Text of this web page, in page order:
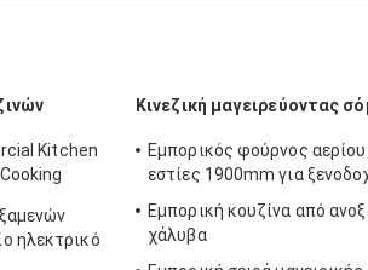
φραγμών
Kitchen
ηλεκτρικό
Κινεζική μαγειρεύοντας
Εμπορικός φούρνος αερίου
εστίες 1900mm για
Εμπορική κουζίνα από
χάλυβα